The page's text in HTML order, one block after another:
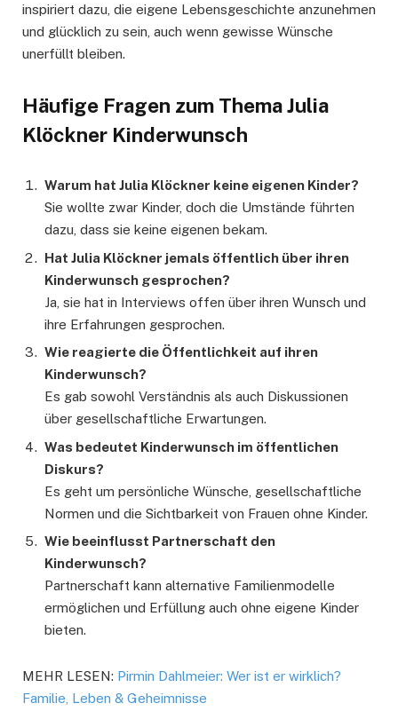
inspiriert dazu, die eigene Lebensgeschichte anzunehmen
und glücklich zu sein, auch wenn gewisse Wünsche
unerfüllt bleiben.
Häufige Fragen zum Thema Julia
Klöckner Kinderwunsch
Warum hat Julia Klöckner keine eigenen Kinder?
Sie wollte zwar Kinder, doch die Umstände führten
dazu, dass sie keine eigenen bekam.
Hat Julia Klöckner jemals öffentlich über ihren
Kinderwunsch gesprochen?
Ja, sie hat in Interviews offen über ihren Wunsch und
ihre Erfahrungen gesprochen.
Wie reagierte die Öffentlichkeit auf ihren
Kinderwunsch?
Es gab sowohl Verständnis als auch Diskussionen
über gesellschaftliche Erwartungen.
Was bedeutet Kinderwunsch im öffentlichen
Diskurs?
Es geht um persönliche Wünsche, gesellschaftliche
Normen und die Sichtbarkeit von Frauen ohne Kinder.
Wie beeinflusst Partnerschaft den
Kinderwunsch?
Partnerschaft kann alternative Familienmodelle
ermöglichen und Erfüllung auch ohne eigene Kinder
bieten.
MEHR LESEN: Pirmin Dahlmeier: Wer ist er wirklich?
Familie, Leben & Geheimnisse